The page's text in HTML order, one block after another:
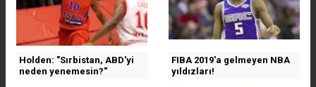
Holden: "Sırbistan, ABD'yi
neden yenemesin?"
FIBA 2019'a gelmeyen NBA
yıldızları!